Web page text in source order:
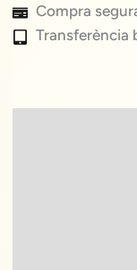
Compra
Transferència